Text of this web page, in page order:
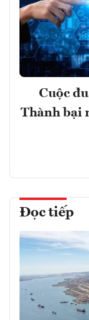
Cuộc
Thành bại
Đọc tiếp